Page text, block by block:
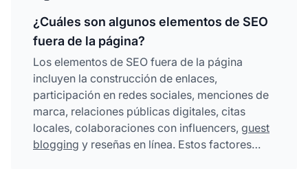
¿Cuáles son algunos elementos de SEO
fuera de la página?
Los elementos de SEO fuera de la página
incluyen la construcción de enlaces,
participación en redes sociales, menciones de
marca, relaciones públicas digitales, citas
locales, colaboraciones con influencers, guest
blogging y reseñas en línea. Estos factores